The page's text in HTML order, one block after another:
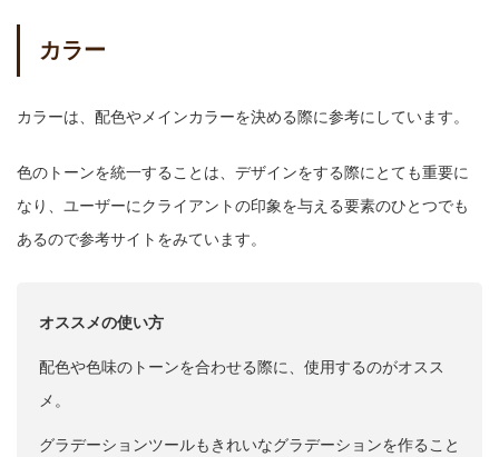
カラー
カラーは、配色やメインカラーを決める際に参考にしています。
色のトーンを統一することは、デザインをする際にとても重要に
なり、ユーザーにクライアントの印象を与える要素のひとつでも
あるので参考サイトをみています。
オススメの使い方
配色や色味のトーンを合わせる際に、使用するのがオスス
メ。
グラデーションツールもきれいなグラデーションを作ること